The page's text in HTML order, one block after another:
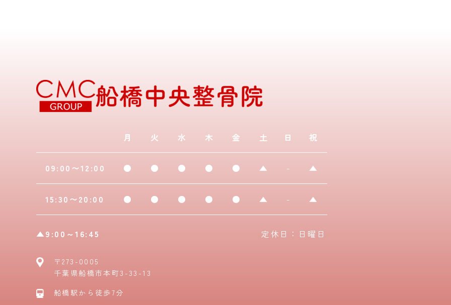
月 火 水 木 金 土 日 祝
09:00〜12:00 ● ● ● ● ● ▲ - ▲
15:30〜20:00 ● ● ● ● ● ▲ - ▲
▲9:00～16:45 定休日：日曜日
〒273-0005
千葉県船橋市本町3-33-13
船橋駅から徒歩7分